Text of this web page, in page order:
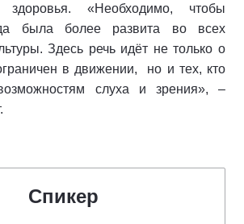
здоровья. «Необходимо, чтобы
была более развита во всех
Здесь речь идёт не только о
в движении, но и тех, кто
слуха и зрения», –
Спикер